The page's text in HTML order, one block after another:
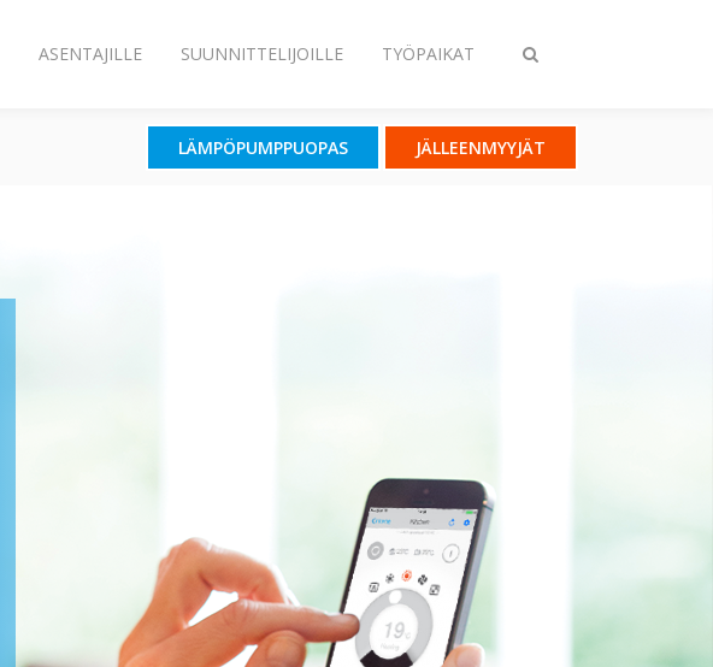
Vaihda
ASENTAJILLE SUUNNITTELIJOILLE TYÖPAIKAT
LÄMPÖPUMPPUOPAS JÄLLEENMYYJÄT